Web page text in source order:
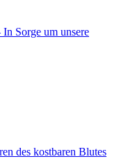
In Sorge um unsere
des kostbaren Blutes